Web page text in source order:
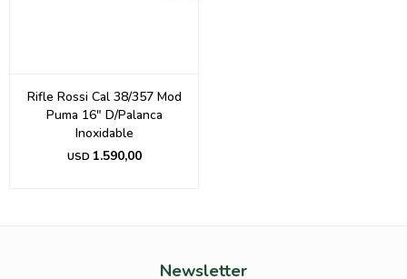
Rifle Rossi Cal 38/357 Mod
Puma 16" D/Palanca
Inoxidable
USD 1.590,00
Newsletter